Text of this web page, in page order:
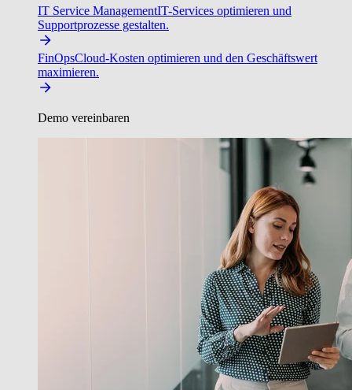
IT Service ManagementIT-Services optimieren und
Supportprozesse gestalten.
FinOpsCloud-Kosten optimieren und den Geschäftswert
maximieren.
Demo vereinbaren